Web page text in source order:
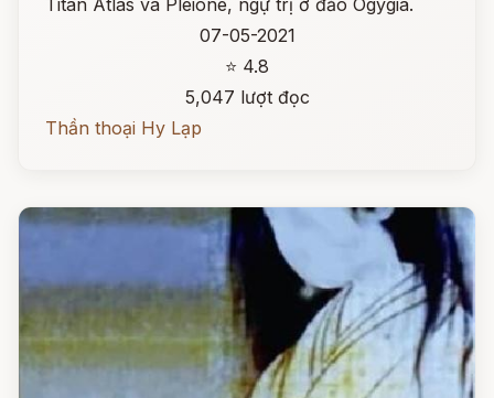
Titan Atlas và Pleione, ngự trị ở đảo Ogygia.
07-05-2021
⭐ 4.8
5,047 lượt đọc
Thần thoại Hy Lạp